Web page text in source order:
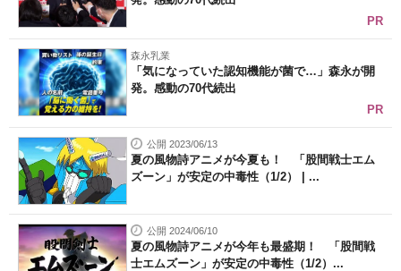
PR
森永乳業
「気になっていた認知機能が菌で…」森永が開
発。感動の70代続出
PR
公開 2023/06/13
夏の風物詩アニメが今夏も！ 「股間戦士エム
ズーン」が安定の中毒性（1/2） | ...
公開 2024/06/10
夏の風物詩アニメが今年も最盛期！ 「股間戦
士エムズーン」が安定の中毒性（1/2）...